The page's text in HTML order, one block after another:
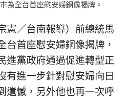
為全台首座慰安婦銅像揭牌。
憲／台南報導）前總統馬
台首座慰安婦銅像揭牌，
進黨政府通過促進轉型正
有進一步針對慰安婦向日
遺憾，另外他也再一次呼